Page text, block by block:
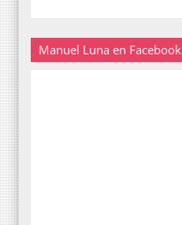
Manuel Luna en Facebook